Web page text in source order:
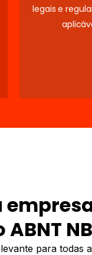
legais e
para todas